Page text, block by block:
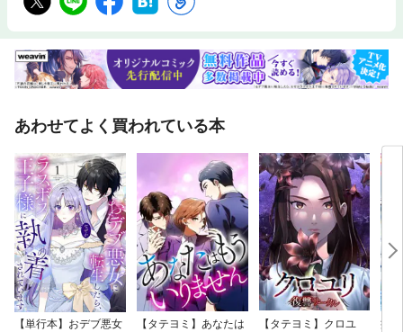
あわせてよく買われている本
【単行本】おデブ悪女
【タテヨミ】あなたは
【タテヨミ】クロユ
病